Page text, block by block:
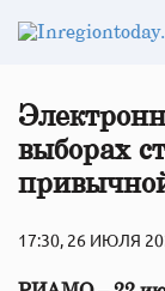
выборах
17:30, 26 ИЮЛЯ